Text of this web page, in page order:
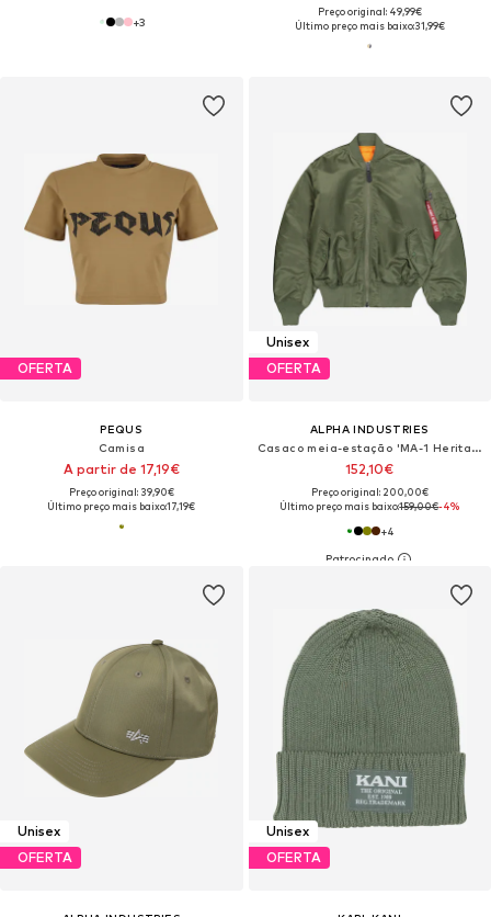
+3
Preço original: 49,99€
Último preço mais baixo:31,99€
OFERTA
PEQUS
Camisa
A partir de 17,19€
Preço original: 39,90€
Último preço mais baixo:17,19€
Unisex
OFERTA
ALPHA INDUSTRIES
Casaco meia-estação 'MA-1 Heritage'
152,10€
Preço original: 200,00€
Último preço mais baixo:159,00€-4%
+4
Unisex
OFERTA
Unisex
OFERTA